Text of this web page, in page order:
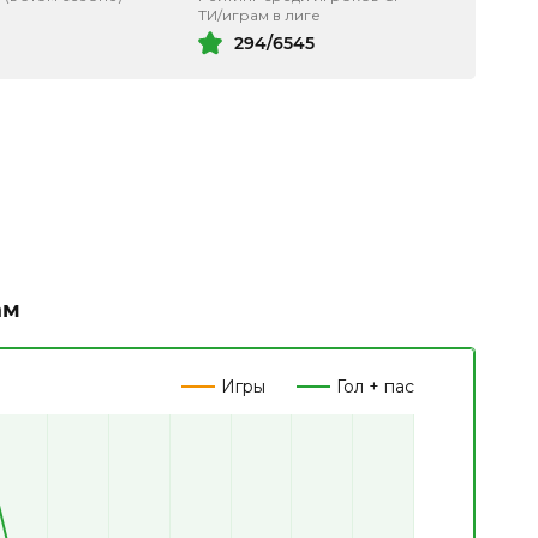
ТИ/играм в лиге
294/6545
Игры Гол + пас